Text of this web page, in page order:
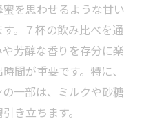
を思わせるような甘い
。７杯の飲み比べを通
芳醇な香りを存分に楽
間が重要です。特に、
一部は、ミルクや砂糖
き立ちます。